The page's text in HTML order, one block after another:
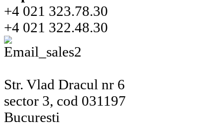
+4 021 323.78.30
+4 021 322.48.30
Str. Vlad Dracul nr 6
sector 3, cod 031197
Bucuresti